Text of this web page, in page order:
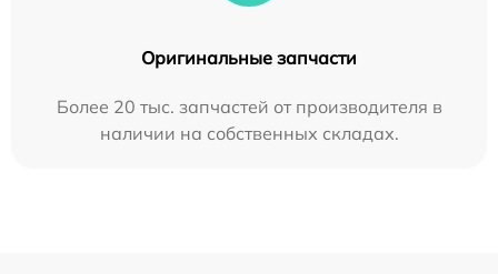
Оригинальные запчасти
Более 20 тыс. запчастей от производителя в
наличии на собственных складах.